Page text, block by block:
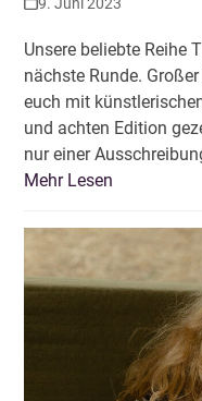
Unsere beliebte Reihe
nächste Runde.
euch mit
und achten Edition
nur einer
Mehr Lesen